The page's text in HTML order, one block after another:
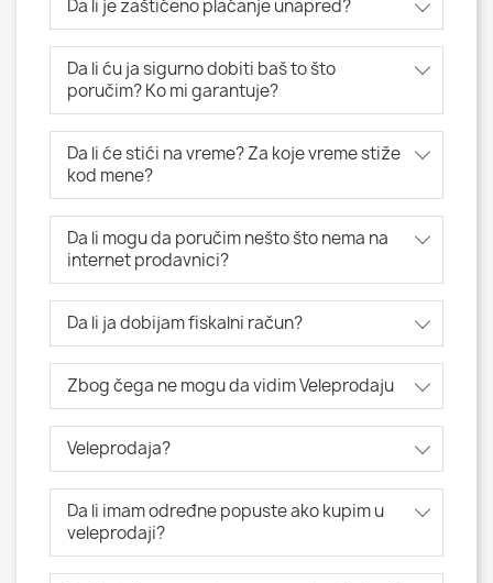
Da li je zaštićeno plaćanje unapred?
Da li ću ja sigurno dobiti baš to što
poručim? Ko mi garantuje?
Da li će stići na vreme? Za koje vreme stiže
kod mene?
Da li mogu da poručim nešto što nema na
internet prodavnici?
Da li ja dobijam fiskalni račun?
Zbog čega ne mogu da vidim Veleprodaju
Veleprodaja?
Da li imam određne popuste ako kupim u
veleprodaji?